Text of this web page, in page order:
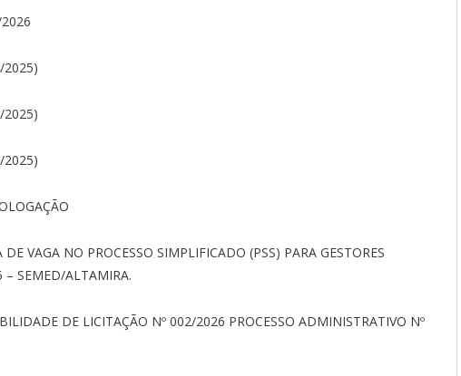
2025)
2025)
2025)
VAGA NO PROCESSO SIMPLIFICADO (PSS) PARA GESTORES
– SEMED/ALTAMIRA.
DE LICITAÇÃO Nº 002/2026 PROCESSO ADMINISTRATIVO Nº